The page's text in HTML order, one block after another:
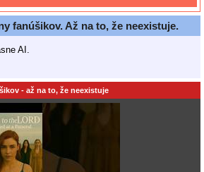
fanúšikov. Až na to, že neexistuje.
AI.
- až na to, že neexistuje